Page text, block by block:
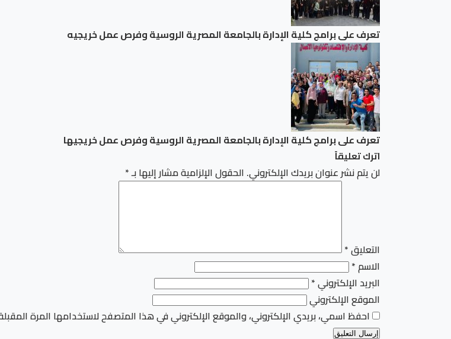
تعرف على برامج كلية الإدارة بالجامعة المصرية الروسية وفرص عمل خريجيه
تعرف على برامج كلية الإدارة بالجامعة المصرية الروسية وفرص عمل خريجيها
اترك تعليقاً
لن يتم نشر عنوان بريدك الإلكتروني. الحقول الإلزامية مشار إليها بـ*
التعليق*
الاسم*
البريد الإلكتروني*
الموقع الإلكتروني
احفظ اسمي، بريدي الإلكتروني، والموقع الإلكتروني في هذا المتصفح لاستخدامها المرة